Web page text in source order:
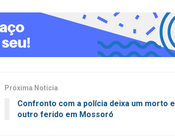
Próxima Notícia
Confronto com a polícia deixa um morto e
outro ferido em Mossoró